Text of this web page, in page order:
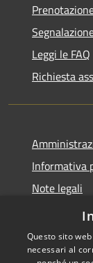
Leggi le FAQ
Richiesta
Informativa
Note legali
Questo sito
necessari al